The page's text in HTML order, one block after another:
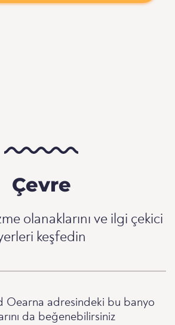
Çevre
olanaklarını ve ilgi çekici
keşfedin
Oearna adresindeki bu banyo
da beğenebilirsiniz